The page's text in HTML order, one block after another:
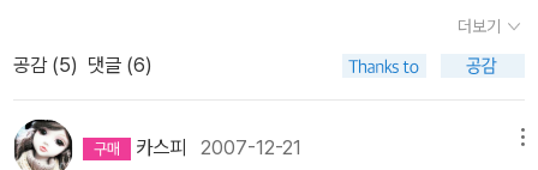
3대 추리소설중 하나라고 일컬어지는 책입니다.여러 출판사에서 나
가 미스터리 퀸의 초기 대표작인 이집트 십자기의 비밀입니다.본격
Roger Ackroyd (HarperPaperbacks) Connelly, Michael. Th
e Concrete Blonde (St. Martin's) Constantine, K.C.. The M
ert. The Monkey's Raincoat (Bantam) Crispin, Edmund. Th
e Moving Toyshop (Penguin)Crombie, Deborah. Dreaming
뿜어져 나오고, 뼈가 부러지고, 목이 꺾이고, 여배우의 젖가슴이 심심
치 않게 보이고, 남자 배우의 성기가 노출되는데도 말입니다.<박쥐>
를 보면 떠오른 레퍼런스는 비스콘티의 <강박관념>(혹은 케인의 <
우편배달부는 벨을 두 번 울린다>)과 여러 뱀파이어물, 70년대 한국
더보기
공감 (5) 댓글 (6)
카스피 2007-12-21